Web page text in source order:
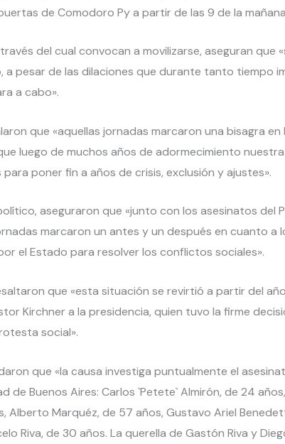
de Comodoro Py a partir de las 9 de la
del cual convocan a movilizarse, aseguran que
a pesar de las dilaciones que durante tanto tiempo
a cabo».
que «aquellas jornadas marcaron una bisagra en
luego de muchos años de adormecimiento
poner fin a años de crisis, exclusión y ajustes».
aseguraron que «junto con los asesinatos del
marcaron un antes y un después en cuanto a
el Estado para resolver los conflictos sociales».
que «esta situación se revirtió a partir del
Kirchner a la presidencia, quien tuvo la firme
social».
que «la causa investiga puntualmente el
de Buenos Aires: Carlos `Petete` Almirón, de 24
Alberto Marquéz, de 57 años, Gustavo Ariel
Riva, de 30 años. La querella de Gastón Riva y